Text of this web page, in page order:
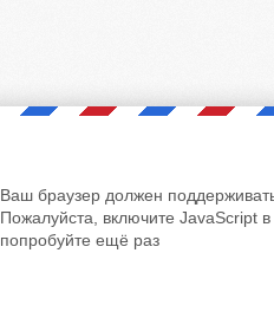
Ваш браузер должен
Пожалуйста, включите JavaScript
попробуйте ещё раз